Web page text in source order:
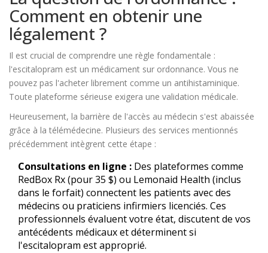
Comment en obtenir une
légalement ?
Il est crucial de comprendre une règle fondamentale :
l'escitalopram est un médicament sur ordonnance. Vous ne
pouvez pas l'acheter librement comme un antihistaminique.
Toute plateforme sérieuse exigera une validation médicale.
Heureusement, la barrière de l'accès au médecin s'est abaissée
grâce à la télémédecine. Plusieurs des services mentionnés
précédemment intègrent cette étape :
Consultations en ligne : Des plateformes comme
RedBox Rx (pour 35 $) ou Lemonaid Health (inclus
dans le forfait) connectent les patients avec des
médecins ou praticiens infirmiers licenciés. Ces
professionnels évaluent votre état, discutent de vos
antécédents médicaux et déterminent si
l'escitalopram est approprié.